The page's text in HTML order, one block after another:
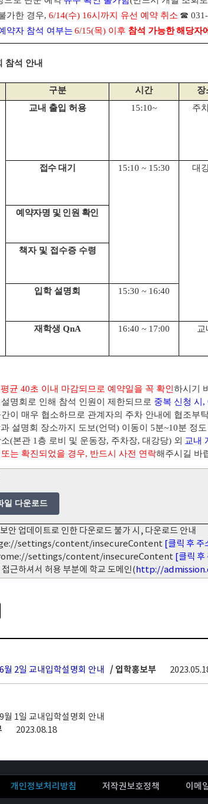
가한 경우, 6/14(수) 16시까지 유선 예약 취소 ☎
약자 참석 여부는 6/15(목) 이후 참석 가능한해당자
참석 안내
구분 시간 장
교내 출입 허용 15:10~ 주
접수 대기 15:10 ~ 15:30 대
예약자명 및 인원 확인
책자 및 접수증 수령
입학 설명회
15:30 ~ 16:40
재학생 QnA 16:40 ~ 17:00 교
평균 40초 이내 마감되므로 예약일을 꼭 확인 하시기
명회로 인해 참석 인원이 제한되므로 중복 신청 시 ,
이 매우 협소하므로 관계자의 주차 안내에 협조부
설명회 장소까지 도보(언덕) 이동이 5분~10분 정
(본관 1 층 로비 및 운동장, 주차장, 대강당) 외 교내
는 확진되었을 경우, 반드시 사전 연락해주시길 바
일 다운로드
안 업데이트로 인한 다운로드 불가 시, 다운로드 안내
settings/content/insecureContent [클릭 후 주
settings/content/insecureContent [클릭 후
접근하셔서 허용 부분에 학교 도메인(http://
월 2일 교내입학설명회 안내 / 입학홍보부
월 1일 교내입학설명회 안내
2023.08.18
개인정보처리방침 저작권보호정책 이메